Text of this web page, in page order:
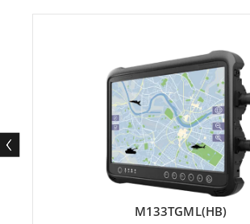
M133TGML(HB)